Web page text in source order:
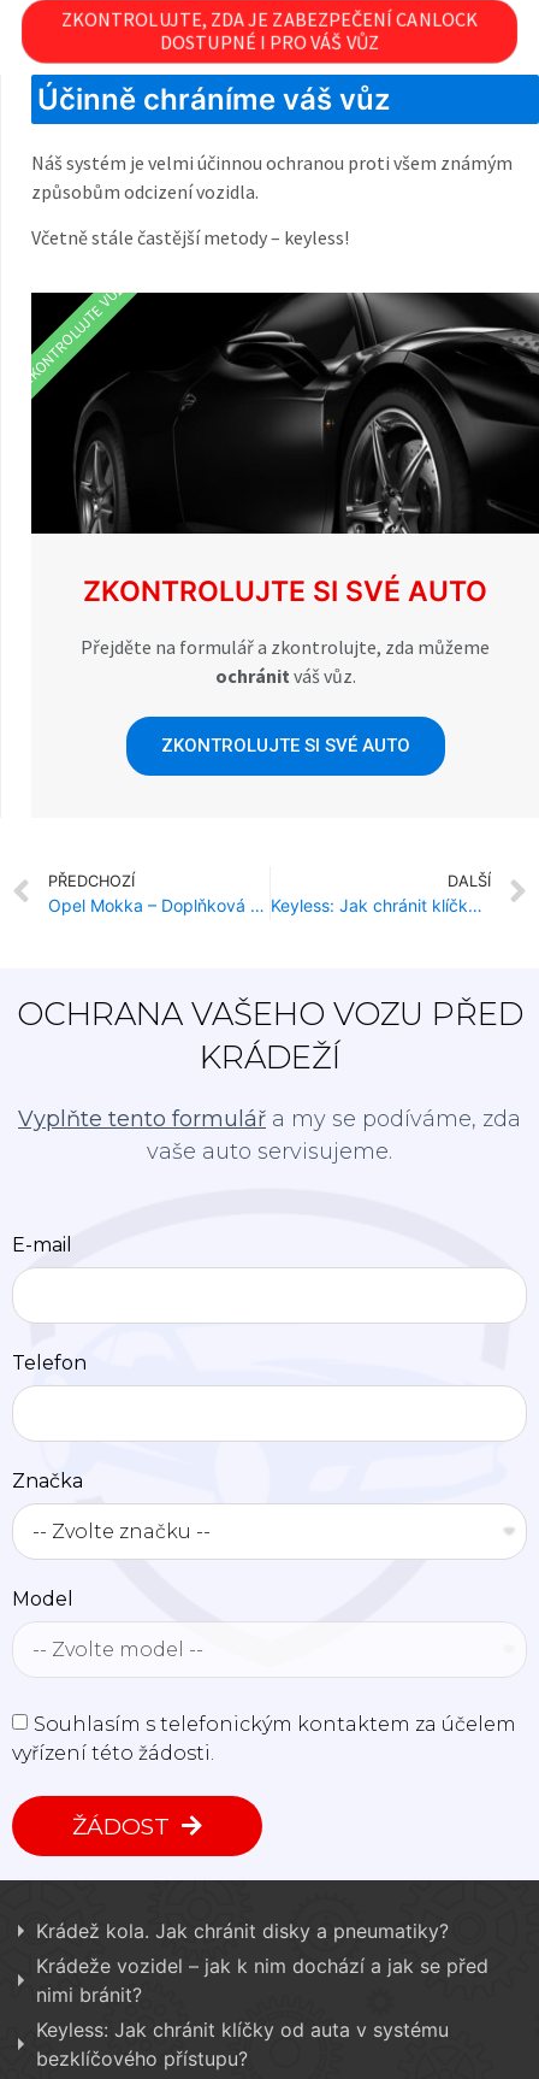
ZKONTROLUJTE, ZDA JE ZABEZPEČENÍ CANLOCK
DOSTUPNÉ I PRO VÁŠ VŮZ
Účinně chráníme váš vůz
Náš systém je velmi účinnou ochranou proti všem známým
způsobům odcizení vozidla.
Včetně stále častější metody – keyless!
ZKONTROLUJTE SI SVÉ AUTO
Přejděte na formulář a zkontrolujte, zda můžeme
ochránit váš vůz.
ZKONTROLUJTE SI SVÉ AUTO
ZKONTROLUJTE VŮZ
PŘEDCHOZÍ
Opel Mokka – Doplňková ochrana proti krádeži
DALŠÍ
Keyless: Jak chránit klíčky od auta v systému bezklíčového přístupu?
OCHRANA VAŠEHO VOZU PŘED
KRÁDEŽÍ
Vyplňte tento formulář a my se podíváme, zda
vaše auto servisujeme.
E-mail
Telefon
Značka
Model
Souhlasím s telefonickým kontaktem za účelem
vyřízení této žádosti.
ŽÁDOST
Krádež kola. Jak chránit disky a pneumatiky?
Krádeže vozidel – jak k nim dochází a jak se před
nimi bránit?
Keyless: Jak chránit klíčky od auta v systému
bezklíčového přístupu?